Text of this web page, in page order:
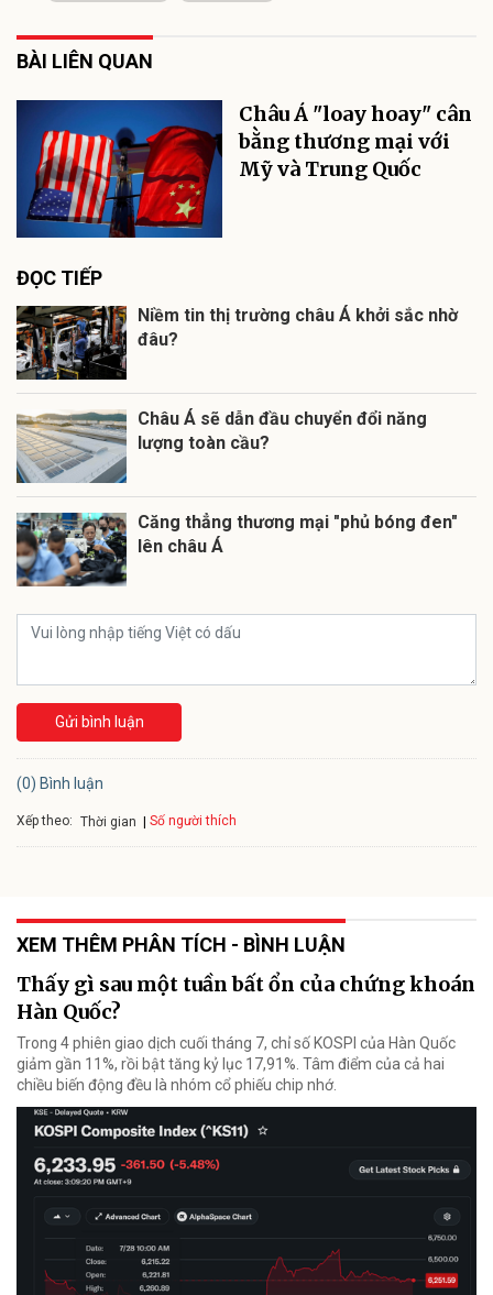
BÀI LIÊN QUAN
Châu Á "loay hoay" cân
bằng thương mại với
Mỹ và Trung Quốc
ĐỌC TIẾP
Niềm tin thị trường châu Á khởi sắc nhờ
đâu?
Châu Á sẽ dẫn đầu chuyển đổi năng
lượng toàn cầu?
Căng thẳng thương mại "phủ bóng đen"
lên châu Á
Gửi bình luận
(0) Bình luận
Xếp theo: Thời gian Số người thích
XEM THÊM PHÂN TÍCH - BÌNH LUẬN
Thấy gì sau một tuần bất ổn của chứng khoán
Hàn Quốc?
Trong 4 phiên giao dịch cuối tháng 7, chỉ số KOSPI của Hàn Quốc
giảm gần 11%, rồi bật tăng kỷ lục 17,91%. Tâm điểm của cả hai
chiều biến động đều là nhóm cổ phiếu chip nhớ.